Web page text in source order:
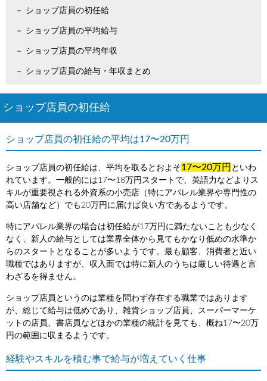
ショップ店員の初任給
ショップ店員の平均給与
ショップ店員の平均年収
ショップ店員の給与・年収まとめ
ショップ店員の初任給
ショップ店員の初任給の平均は17〜20万円
ショップ店員の初任給は、平均を取るとおよそ17〜20万円 といわ
れています。一般的には17〜18万円スタートで、英語力などよりス
キルが重要視される外資系の小売店（特にアパレル業界や専門性の
高い店舗など）でも20万円に届けば良い方であるようです。
特にアパレル業界の場合は初任給が17万円に満たないことも少なく
なく、新人の給与としては業界全体から見てもかなり低めの水準か
らのスタートとなることが多いようです。最も顧客、消費者と近い
職種ではありますが、収入面では特に新人のうちは厳しい待遇と言
わざるを得ません。
ショップ店員というのは業種を問わず存在する職業ではあります
が、総じて給与は低めであり、雑貨ショップ店員、スーパーマーケ
ットの店員、書店員などほかの業種の統計を見ても、概ね17〜20万
円の範囲に収まるようです。
経験やスキルを積む事で給与が増えていく仕事